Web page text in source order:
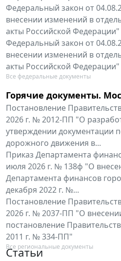
Федеральный закон от
внесении изменений в
акты Российской Федерации"
Федеральный закон от
внесении изменений в
акты Российской Федерации"
Все федеральные документы
Горячие документы.
Постановление
2026 г. № 2012-ПП "О
утверждении документации
дорожного движения в...
Приказ Департамента
июля 2026 г. № 138ф "О
Департамента финансов
декабря 2022 г. №...
Постановление
2026 г. № 2037-ПП "О
постановление
2011 г. № 334-ПП"
Все региональные документы
Статьи